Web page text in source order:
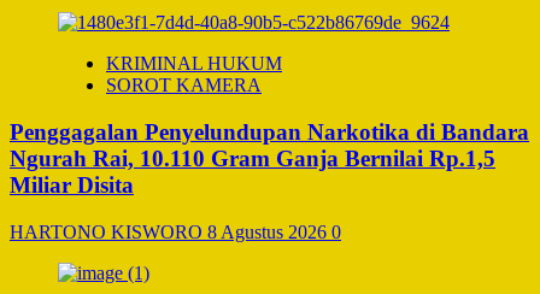
KRIMINAL HUKUM
SOROT KAMERA
Penggagalan Penyelundupan Narkotika di Bandara
Ngurah Rai, 10.110 Gram Ganja Bernilai Rp.1,5
Miliar Disita
HARTONO KISWORO 8 Agustus 2026 0